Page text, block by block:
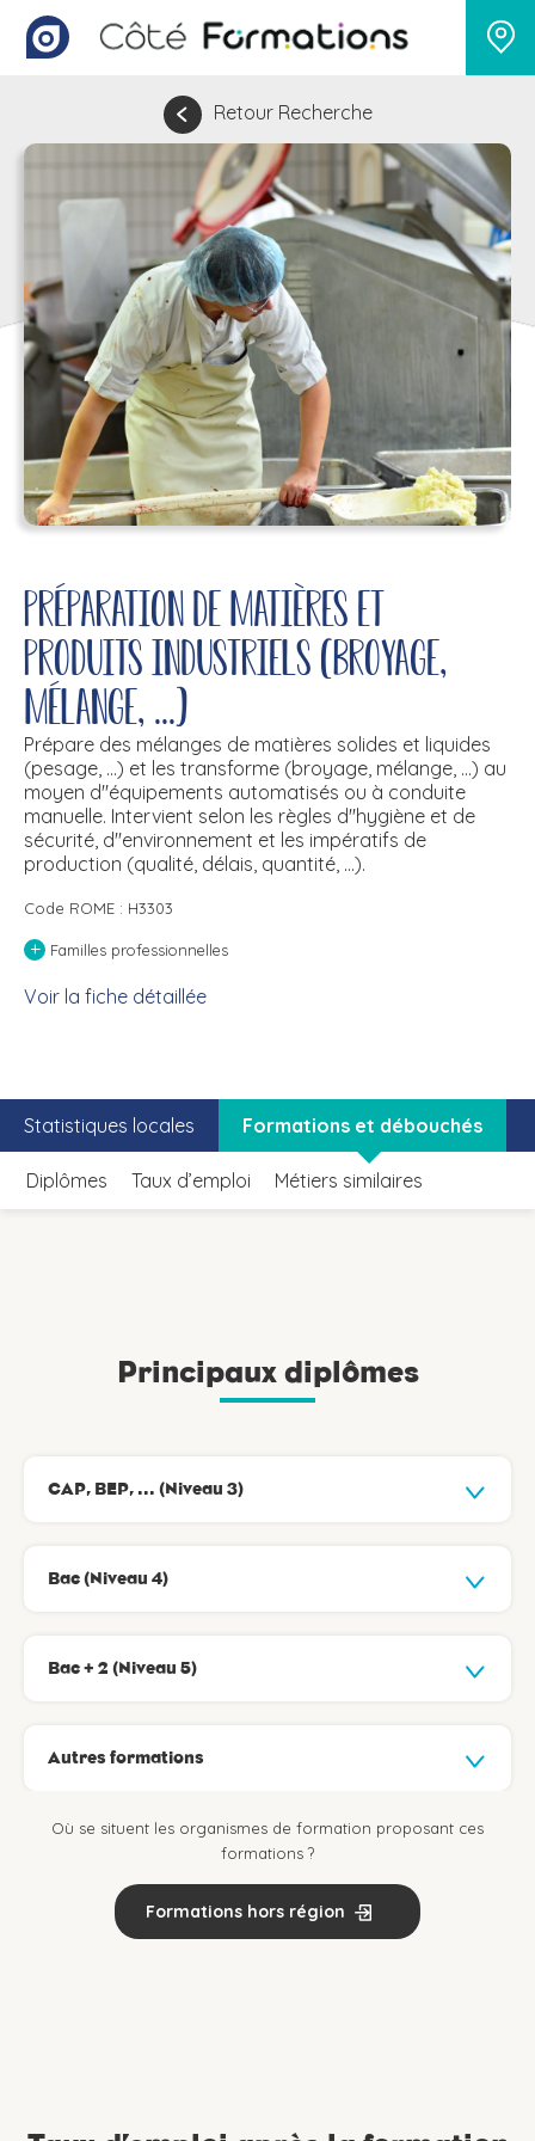
Retour Recherche
Préparation de matières et
produits industriels (broyage,
mélange, ...)
Prépare des mélanges de matières solides et liquides
(pesage, ...) et les transforme (broyage, mélange, ...) au
moyen d''équipements automatisés ou à conduite
manuelle. Intervient selon les règles d''hygiène et de
sécurité, d''environnement et les impératifs de
production (qualité, délais, quantité, ...).
Code ROME : H3303
+ Familles professionnelles
Voir la fiche détaillée
Statistiques locales Formations et débouchés
Diplômes Taux d’emploi Métiers similaires
Principaux diplômes
CAP, BEP, ... (Niveau 3)
Bac (Niveau 4)
Bac + 2 (Niveau 5)
Autres formations
Où se situent les organismes de formation proposant ces
formations ?
Formations hors région